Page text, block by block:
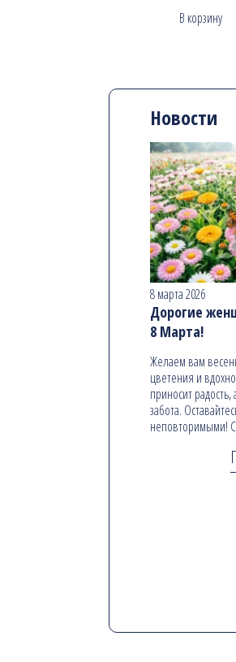
В корзину
Новости
8 марта 2026
Дорогие
8 Марта!
Желаем вам
цветения и
приносит
забота.
неповторимыми!